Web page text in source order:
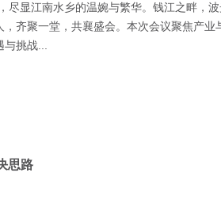
尽显江南水乡的温婉与繁华。钱江之畔，
齐聚一堂，共襄盛会。本次会议聚焦产业
挑战...
思路